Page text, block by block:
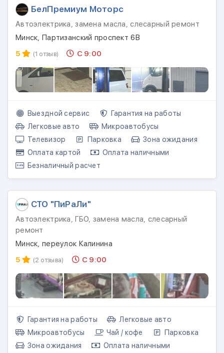
БелПремиум Моторс
Автоэлектрика, замена масла, слесарный ремонт
Минск, Партизанский проспект 6В
5
(1 отзыв) С 9:00
Выездной сервис
Гарантия на работы
Легковые авто
Микроавтобусы
Телевизор
Парковка
Зона ожидания
Оплата картой
Оплата наличными
Безналичный расчет
СТО "ПиРаЛи"
Автоэлектрика, ГБО, замена масла, слесарный
ремонт
Минск, переулок Калинина
5
(2 отзыва) С 9:00
Гарантия на работы
Легковые авто
Микроавтобусы
Чай / кофе
Парковка
Зона ожидания
Оплата наличными